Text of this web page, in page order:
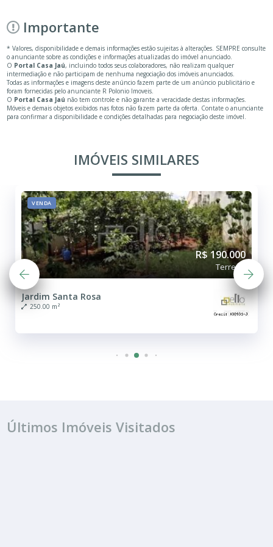
Importante
* Valores, disponibilidade e demais informações estão sujeitas à alterações. SEMPRE consulte
o anunciante sobre as condições e informações atualizadas do imóvel anunciado.
O Portal Casa Jaú, incluindo todos seus colaboradores, não realizam qualquer
intermediação e não participam de nenhuma negociação dos imóveis anunciados.
Todas as informações e imagens deste anúncio fazem parte de um anúncio publicitário e
foram fornecidas pelo anunciante R Polonio Imoveis.
O Portal Casa Jaú não tem controle e não garante a veracidade destas informações.
Móveis e demais objetos exibidos nas fotos não fazem parte da oferta. Contate o anunciante
para confirmar a disponibilidade e condições detalhadas para negociação deste imóvel.
IMÓVEIS SIMILARES
VENDA
R$ 190.000
Terreno
Jardim Santa Rosa
250.00 m²
Últimos Imóveis Visitados